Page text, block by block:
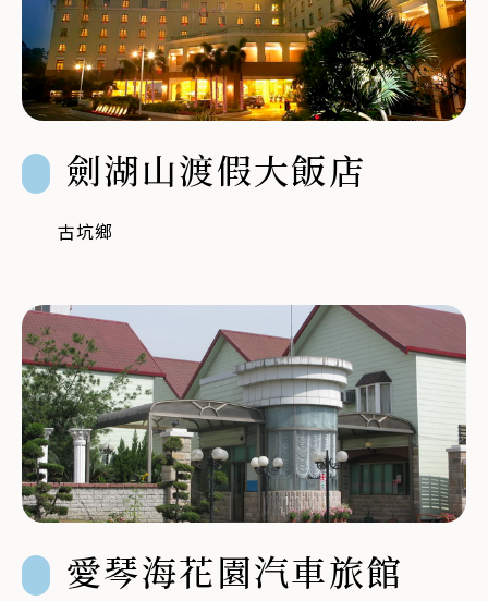
劍湖山渡假大飯店
古坑鄉
愛琴海花園汽車旅館